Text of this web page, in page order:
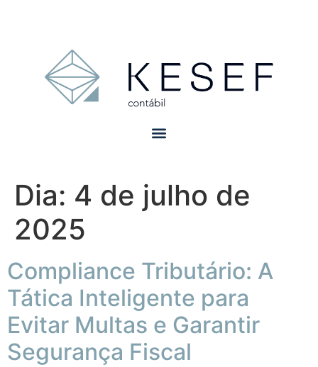
Dia: 4 de julho de
2025
Compliance Tributário: A
Tática Inteligente para
Evitar Multas e Garantir
Segurança Fiscal